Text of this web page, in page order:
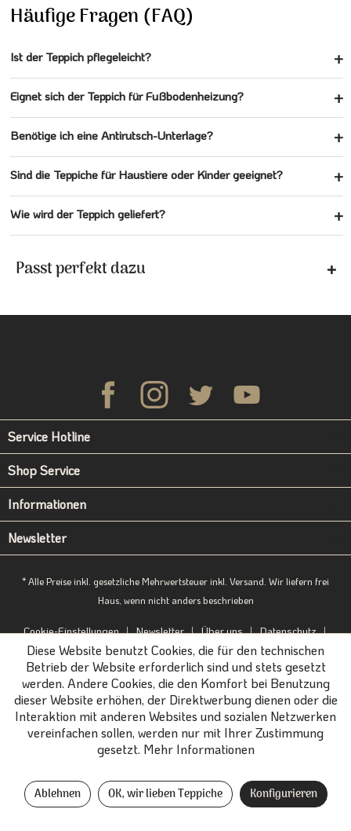
Häufige Fragen (FAQ)
Ist der Teppich pflegeleicht?
Eignet sich der Teppich für Fußbodenheizung?
Benötige ich eine Antirutsch-Unterlage?
Sind die Teppiche für Haustiere oder Kinder geeignet?
Wie wird der Teppich geliefert?
Passt perfekt dazu
Service Hotline
Shop Service
Informationen
Newsletter
* Alle Preise inkl. gesetzliche Mehrwertsteuer inkl. Versand. Wir liefern frei
Haus, wenn nicht anders beschrieben
Cookie-Einstellungen Newsletter Über uns
Datenschutz
Impressum
B2B-Portal
Diese Website benutzt Cookies, die für den technischen
Betrieb der Website erforderlich sind und stets gesetzt
werden. Andere Cookies, die den Komfort bei Benutzung
dieser Website erhöhen, der Direktwerbung dienen oder die
Interaktion mit anderen Websites und sozialen Netzwerken
vereinfachen sollen, werden nur mit Ihrer Zustimmung
gesetzt. Mehr Informationen
Ablehnen OK, wir lieben Teppiche Konfigurieren